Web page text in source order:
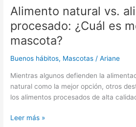
Alimento natural vs.
procesado: ¿Cuál es
mascota?
Buenos hábitos, Mascotas /Ariane
Mientras algunos defienden la
natural como la mejor opción, otros
los alimentos procesados de alta
vs.
procesado:
¿Cuál
mejor
para
mi
mascota?
Leer más »